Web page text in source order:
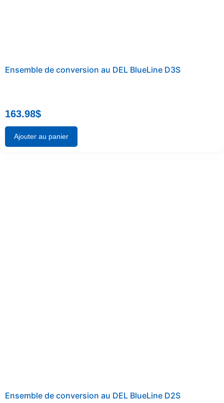
Ensemble de conversion au DEL BlueLine D3S
163.98$
Ajouter au panier
Ensemble de conversion au DEL BlueLine D2S